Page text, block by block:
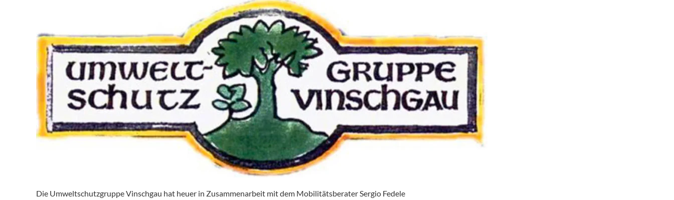
Die Umweltschutzgruppe Vinschgau hat heuer in Zusammenarbeit mit dem Mobilitätsberater Sergio Fedele